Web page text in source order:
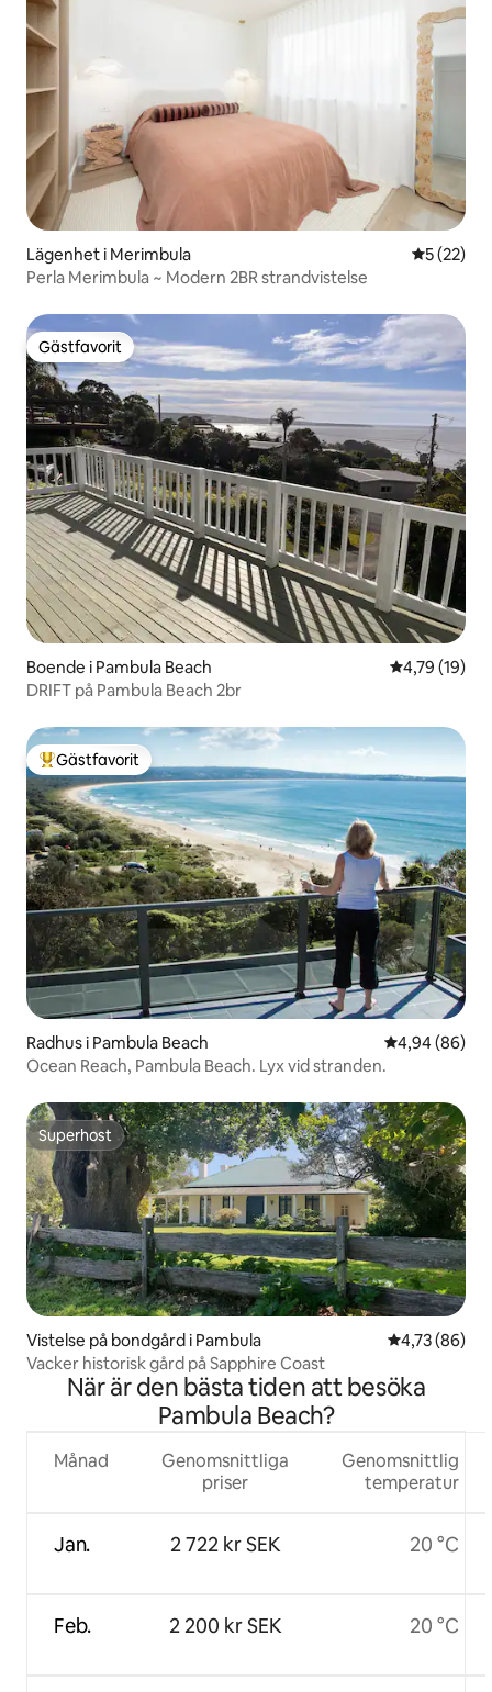
Lägenhet i Merimbula 5 av 5 i
5 (22)
Perla Merimbula ~ Modern 2BR strandvistelse
Gästfavorit
Gästfavorit
Boende i Pambula Beach 4,79 av 5 i
4,79 (19)
DRIFT på Pambula Beach 2br
Populär gästfavorit
Gästfavorit
Radhus i Pambula Beach 4,94 av 5 i
4,94 (86)
Ocean Reach, Pambula Beach. Lyx vid stranden.
Superhost
Superhost
Vistelse på bondgård i Pambula 4,73 av 5 i
4,73 (86)
Vacker historisk gård på Sapphire Coast
När är den bästa tiden att besöka
Pambula Beach?
Månad
Jan.
Feb.
Genomsnittliga
priser
2 722 kr SEK
2 200 kr SEK
Genomsnittlig
temperatur
20 °C
20 °C